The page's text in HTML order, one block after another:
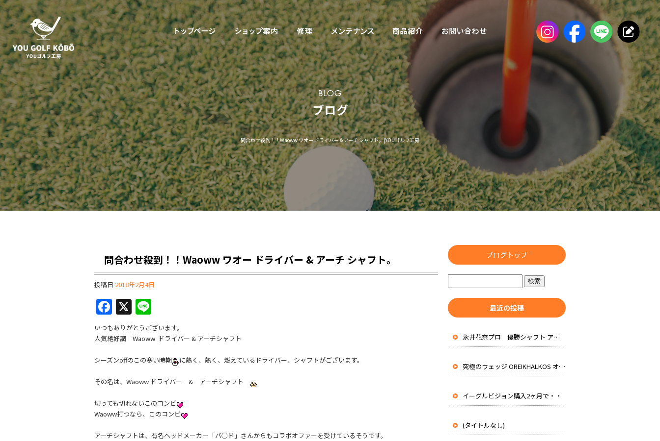
問合わせ殺到！！Waoww ワオー ドライバー & アーチ シャフト。|YOUゴルフ工房
問合わせ殺到！！Waoww ワオー ドライバー & アーチ シャフト。
投稿日 2018年2月4日
F
a
c
e
b
o
o
k
X
n
e
いつもありがとうございます。
人気絶好調 Waoww ドライバー & アーチシャフト
シーズンoffのこの寒い時期 に熱く、熱く、燃えているドライバー、シャフトがございます。
その名は、Waoww ドライバー & アーチシャフト
切っても切れないこのコンビ
Waoww打つなら、このコンビ
アーチシャフトは、有名ヘッドメーカー「バ○ド」さんからもコラボオファーを受けているそうです。
ブログトップ
最近の投稿
永井花奈プロ 優勝シャフト アッタスRXピュアブルー 先行入荷
究極のウェッジ OREIKHALKOS オレイカルコス
イーグルビジョン購入2ヶ月で・・
(タイトルなし)